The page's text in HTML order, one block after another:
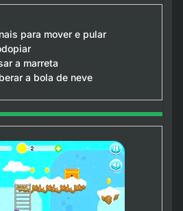
para mover e pular
a marreta
a bola de neve